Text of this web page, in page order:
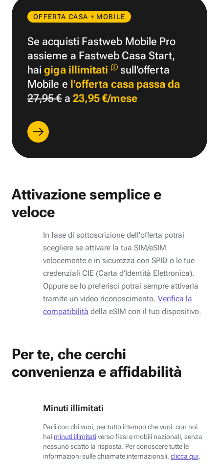
OFFERTA CASA + MOBILE
Se acquisti Fastweb Mobile Pro
assieme a Fastweb Casa Start,
haigiga illimitati
sull'offerta
Mobile e l'offerta casa passa da
27,95 €a 23,95 €/mese
Attivazione semplice e
veloce
In fase di sottoscrizione dell'offerta potrai
scegliere se attivare la tua SIM/eSIM
velocemente e in sicurezza con SPID o le tue
credenziali CIE (Carta d'Identità Elettronica).
Oppure se lo preferisci potrai sempre attivarla
tramite un video riconoscimento. Verifica la
compatibilità della eSIM con il tuo dispositivo.
Per te, che cerchi
convenienza e affidabilità
Minuti illimitati
Parli con chi vuoi, per tutto il tempo che vuoi: con noi
hai minuti illimitativerso fissi e mobili nazionali, senza
nessuno scatto la risposta. Per conoscere tutte le
informazioni sulle chiamate internazionali, clicca qui.